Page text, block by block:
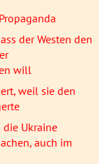
der Westen den
will
weil sie den
Ukraine
auch im